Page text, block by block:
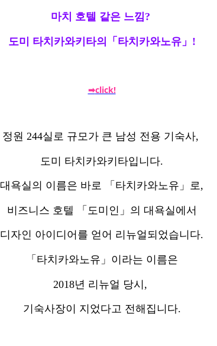
마치 호텔 같은 느낌?
도미 타치카와키타의「타치카와노유」!
➡click!
정원 244실로 규모가 큰 남성 전용 기숙사,
도미 타치카와키타입니다.
대욕실의 이름은 바로 「타치카와노유」로,
비즈니스 호텔 「도미인」의 대욕실에서
디자인 아이디어를 얻어 리뉴얼되었습니다.
「타치카와노유」이라는 이름은
2018년 리뉴얼 당시,
기숙사장이 지었다고 전해집니다.